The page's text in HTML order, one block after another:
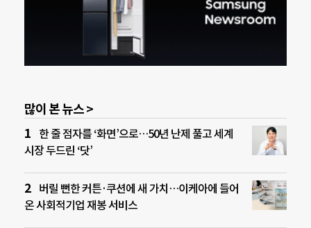
많이 본 뉴스 >
한 줄 점자를 ‘화면’으로…50년 난제 풀고 세계
시장 두드린 ‘닷’
버릴 뻔한 커튼·쿠션에 새 가치…이케아에 들어
온 사회적기업 재봉 서비스